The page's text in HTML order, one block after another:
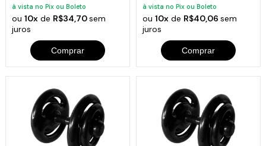
à vista no Pix ou Boleto
ou10x de R$34,70sem
juros
Comprar
à vista no Pix ou Boleto
ou 10xde R$40,06 sem
juros
Comprar